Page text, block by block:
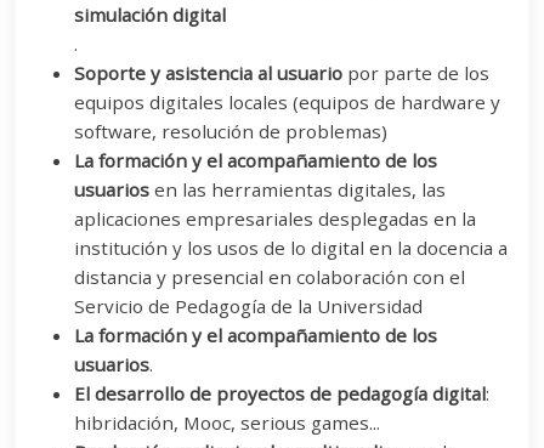
simulación digital
.
Soporte y asistencia al usuario por parte de los
equipos digitales locales (equipos de hardware y
software, resolución de problemas)
La formación y el acompañamiento de los
usuarios en las herramientas digitales, las
aplicaciones empresariales desplegadas en la
institución y los usos de lo digital en la docencia a
distancia y presencial en colaboración con el
Servicio de Pedagogía de la Universidad
La formación y el acompañamiento de los
usuarios.
El desarrollo de proyectos de pedagogía digital:
hibridación, Mooc, serious games...